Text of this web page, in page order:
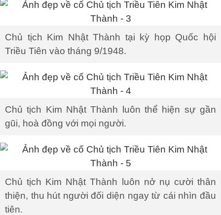
Chủ tịch Kim Nhật Thành tại kỳ họp Quốc hội
Triều Tiên vào tháng 9/1948.
Chủ tịch Kim Nhật Thành luôn thể hiện sự gần
gũi, hoà đồng với mọi người.
Chủ tịch Kim Nhật Thành luôn nở nụ cười thân
thiện, thu hút người đối diện ngay từ cái nhìn đầu
tiên.